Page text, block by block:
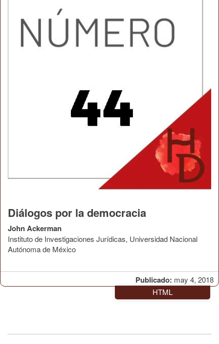
Publicado: may 4, 2018
Diálogos por la democracia
John Ackerman
Instituto de Investigaciones Jurídicas, Universidad Nacional
Autónoma de México
HTML